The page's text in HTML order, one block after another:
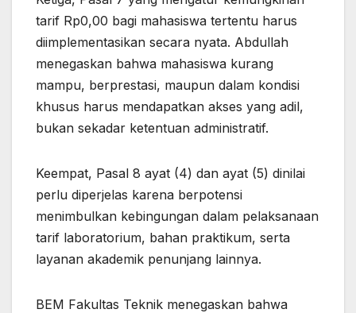
tarif Rp0,00 bagi mahasiswa tertentu harus
diimplementasikan secara nyata. Abdullah
menegaskan bahwa mahasiswa kurang
mampu, berprestasi, maupun dalam kondisi
khusus harus mendapatkan akses yang adil,
bukan sekadar ketentuan administratif.
Keempat, Pasal 8 ayat (4) dan ayat (5) dinilai
perlu diperjelas karena berpotensi
menimbulkan kebingungan dalam pelaksanaan
tarif laboratorium, bahan praktikum, serta
layanan akademik penunjang lainnya.
BEM Fakultas Teknik menegaskan bahwa